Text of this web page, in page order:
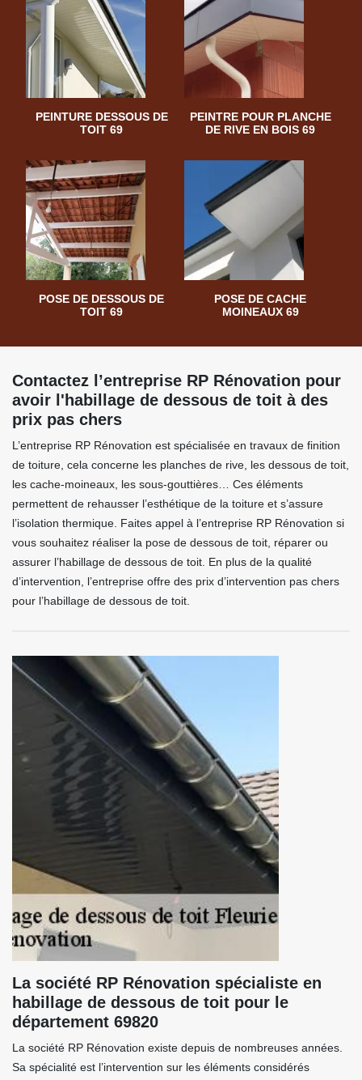
PEINTURE DESSOUS DE
TOIT 69
PEINTRE POUR PLANCHE
DE RIVE EN BOIS 69
POSE DE DESSOUS DE
TOIT 69
POSE DE CACHE
MOINEAUX 69
Contactez l’entreprise RP Rénovation pour
avoir l'habillage de dessous de toit à des
prix pas chers
L’entreprise RP Rénovation est spécialisée en travaux de finition
de toiture, cela concerne les planches de rive, les dessous de toit,
les cache-moineaux, les sous-gouttières… Ces éléments
permettent de rehausser l’esthétique de la toiture et s’assure
l’isolation thermique. Faites appel à l’entreprise RP Rénovation si
vous souhaitez réaliser la pose de dessous de toit, réparer ou
assurer l’habillage de dessous de toit. En plus de la qualité
d’intervention, l’entreprise offre des prix d’intervention pas chers
pour l’habillage de dessous de toit.
La société RP Rénovation spécialiste en
habillage de dessous de toit pour le
département 69820
La société RP Rénovation existe depuis de nombreuses années.
Sa spécialité est l’intervention sur les éléments considérés